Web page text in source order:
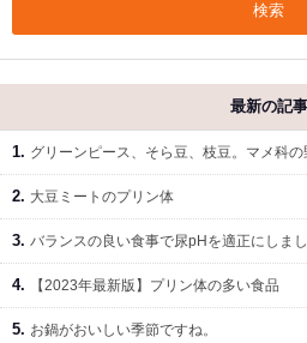
検索
最新の記事
グリーンピース、そら豆、枝豆。マメ科の
大豆ミートのプリン体
バランスの良い食事で尿pHを適正にしまし
【2023年最新版】プリン体の多い食品
お鍋がおいしい季節ですね。